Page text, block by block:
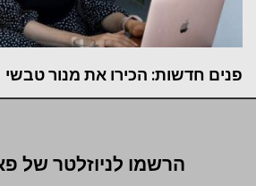
פנים חדשות: הכירו את מנור טבשי
הרשמו לניוזלטר של